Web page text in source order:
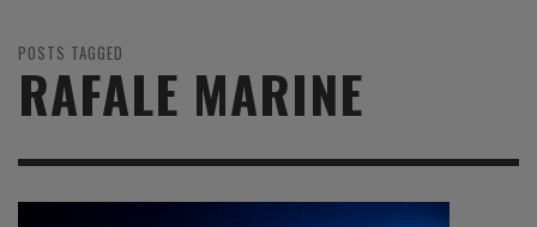
POSTS TAGGED
RAFALE MARINE